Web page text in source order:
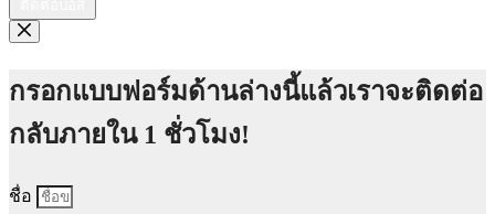
กรอกแบบฟอร์มด้านล่างนี้แล้วเราจะติดต่อ
กลับภายใน 1 ชั่วโมง!
ชื่อ